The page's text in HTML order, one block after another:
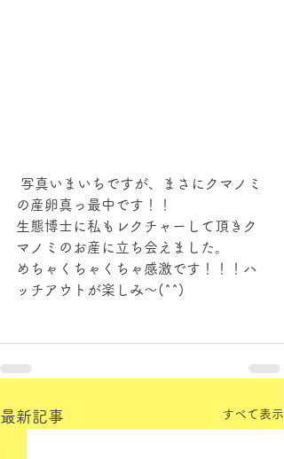
の産卵真っ最中です！！
生態博士に私もレクチャーして頂きク
マノミのお産に立ち会えました。
めちゃくちゃくちゃ感激です！！！ハ
ッチアウトが楽しみ～(^^)
最新記事 すべて表示